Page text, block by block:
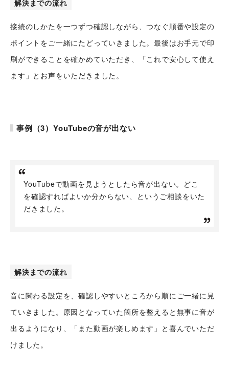
解決までの流れ
接続のしかたを一つずつ確認しながら、つなぐ順番や設定の
ポイントをご一緒にたどっていきました。最後はお手元で印
刷ができることを確かめていただき、「これで安心して使え
ます」とお声をいただきました。
事例（3）YouTubeの音が出ない
YouTubeで動画を見ようとしたら音が出ない。どこ
を確認すればよいか分からない、というご相談をいた
だきました。
解決までの流れ
音に関わる設定を、確認しやすいところから順にご一緒に見
ていきました。原因となっていた箇所を整えると無事に音が
出るようになり、「また動画が楽しめます」と喜んでいただ
けました。